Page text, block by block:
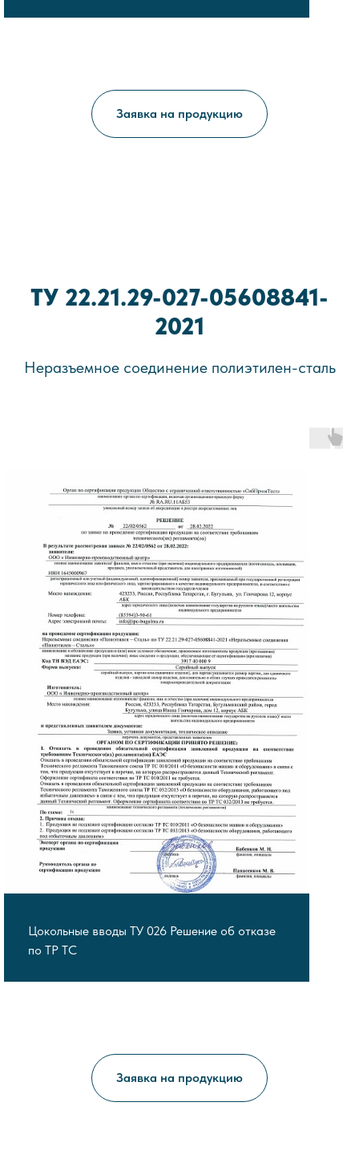
Заявка на продукцию
ТУ 22.21.29-027-05608841-
2021
Неразъемное соединение полиэтилен-сталь
Цокольные вводы ТУ 026 Решение об отказе
по ТР ТС
Заявка на продукцию